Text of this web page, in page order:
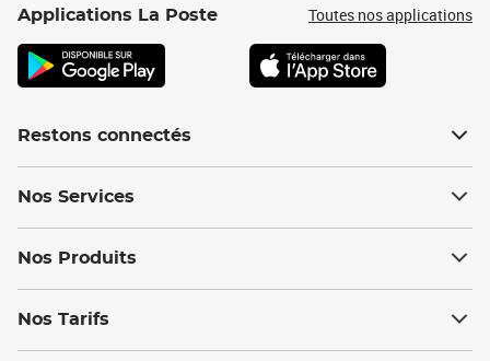
Applications La Poste Toutes nos applications
Restons connectés
Nos Services
Nos Produits
Nos Tarifs